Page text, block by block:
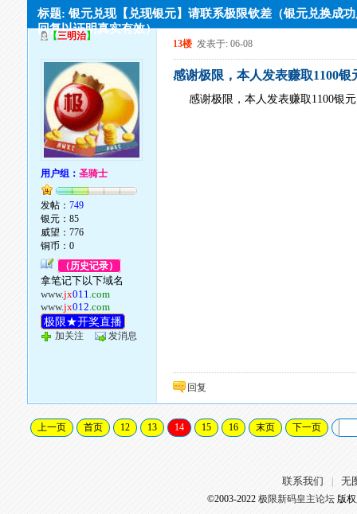
标题: 银元兑现【兑现银元】请联系极限钦差（银元兑换成
回复以证明真实有效）
【三明治】
用户组：圣骑士
发帖：749
银元：85
威望：776
铜币：0
（历史记录）
拿笔记下以下域名
www.jx011.com
www.jx012.com
极限★开奖直播
加关注 发消息
13楼 发表于: 06-08
感谢极限，本人发表赚取1100
感谢极限，本人发表赚取1100银
回复
上一页 首页 12 13 14 15 16 末页 下一页
联系我们 无
©2003-2022 极限新码皇主论坛版权